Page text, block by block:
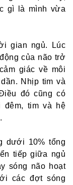
gì là mình vừa
gian ngủ. Lúc
của não trở
giác về môi
Nhịp tim và
đó cũng có
đêm, tim và hệ
dưới 10% tổng
tiếp giữa ngủ
sóng não hoạt
các đợt sóng